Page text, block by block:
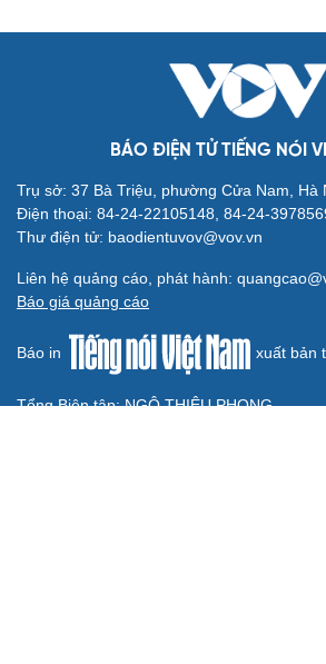
BÓNG ĐÁ QUỐC TẾ
Arsenal trước mùa giải Ngoại
2026/2027: Vị thế ĐKVĐ